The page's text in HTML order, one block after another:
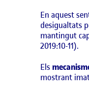
En aquest
desigualtats
mantingut
2019:10-11).
Els
mostrant